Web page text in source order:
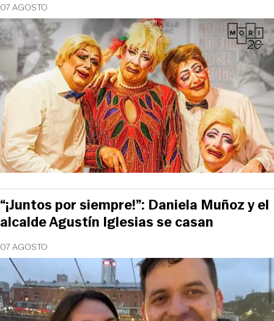
07 AGOSTO
07 AGOSTO
“¡Juntos por siempre!”: Daniela Muñoz y el
alcalde Agustín Iglesias se casan